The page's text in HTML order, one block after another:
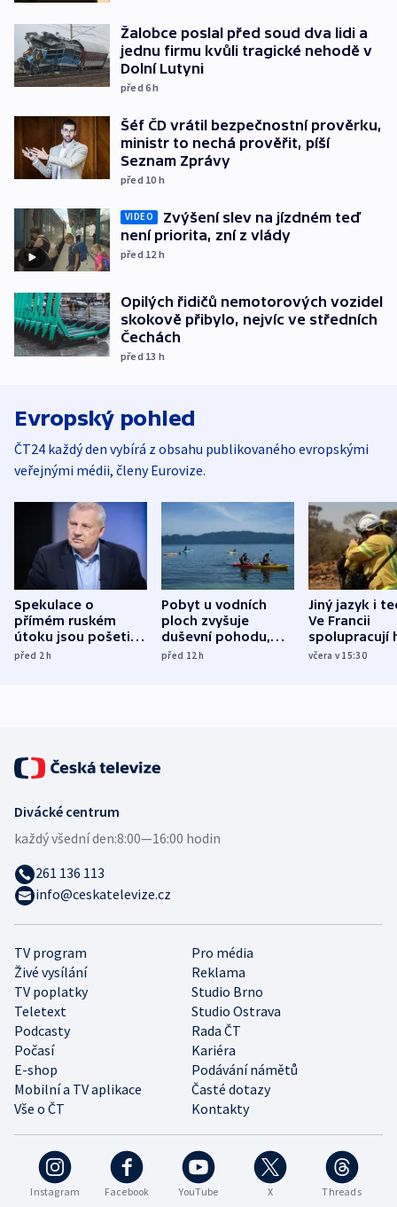
Žalobce poslal před soud dva lidi a
jednu firmu kvůli tragické nehodě v
Dolní Lutyni
před 6h
Šéf ČD vrátil bezpečnostní prověrku,
ministr to nechá prověřit, píší
Seznam Zprávy
před 10 h
VIDEO
Zvýšení slev na jízdném teď
není priorita, zní z vlády
před 12 h
Opilých řidičů nemotorových vozidel
skokově přibylo, nejvíc ve středních
Čechách
před 13 h
Evropský pohled
ČT24 každý den vybírá z obsahu publikovaného evropskými
veřejnými médii, členy Eurovize.
Spekulace o
přímém ruském
útoku jsou pošetilé,
míní estonský
před 2h
Pobyt u vodních
ploch zvyšuje
duševní pohodu,
ukázala
před 12h
Jiný jazyk i
Ve Francii
spolupracují
různých zemí
včera v 15:30
Instagram Facebook YouTube X Threads
TV program
Pro média
Živé vysílání
Reklama
TV poplatky
Studio Brno
Teletext
Studio Ostrava
Podcasty
Rada ČT
Počasí
Kariéra
E-shop
Podávání námětů
Mobilní a TV aplikace
Časté dotazy
Vše o ČT
Kontakty
Divácké centrum
každý všední den:8:00—16:00 hodin
261 136 113
info@ceskatelevize.cz